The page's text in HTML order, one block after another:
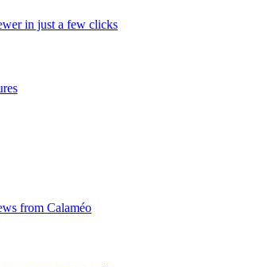
in just a few clicks
from Calaméo